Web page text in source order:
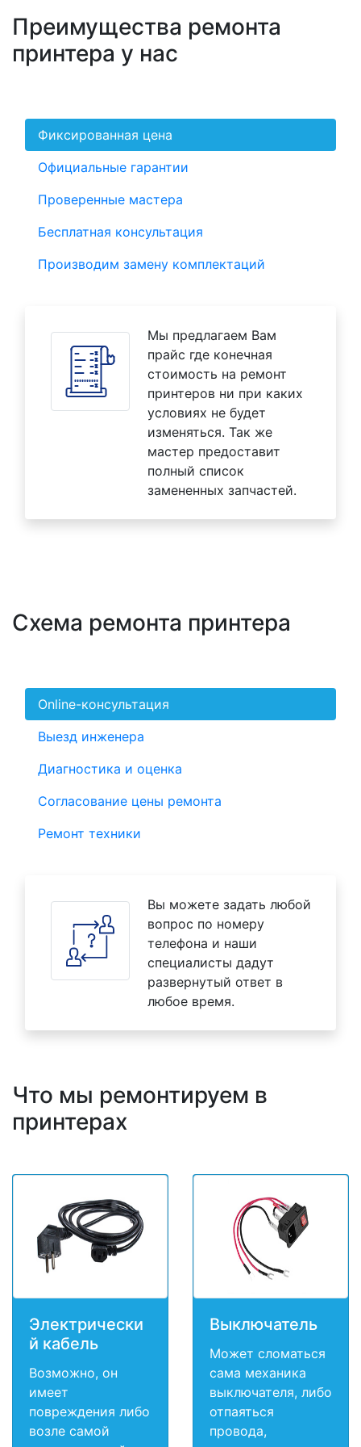
Преимущества ремонта
принтера у нас
Фиксированная цена
Официальные гарантии
Проверенные мастера
Бесплатная консультация
Производим замену комплектаций
Мы предлагаем Вам
прайс где конечная
стоимость на ремонт
принтеров ни при каких
условиях не будет
изменяться. Так же
мастер предоставит
полный список
замененных запчастей.
Схема ремонта принтера
Online-консультация
Выезд инженера
Диагностика и оценка
Согласование цены ремонта
Ремонт техники
Вы можете задать любой
вопрос по номеру
телефона и наши
специалисты дадут
развернутый ответ в
любое время.
Что мы ремонтируем в
принтерах
Электрически
й кабель
Возможно, он
имеет
повреждения либо
возле самой
Выключатель
Может сломаться
сама механика
выключателя, либо
отпаяться
провода,